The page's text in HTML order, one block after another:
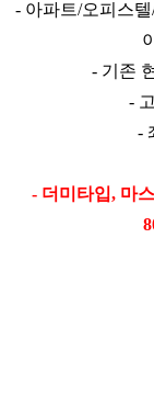
- 아파트/오피스
- 기존
-
-
- 더미타입, 마